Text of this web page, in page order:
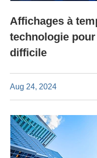
Affichages à
technologie
difficile
Aug 24, 2024